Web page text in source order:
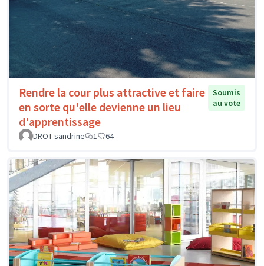
Rendre la cour plus attractive et faire
en sorte qu'elle devienne un lieu
d'apprentissage
Soumis
au vote
DROT sandrine 1 64